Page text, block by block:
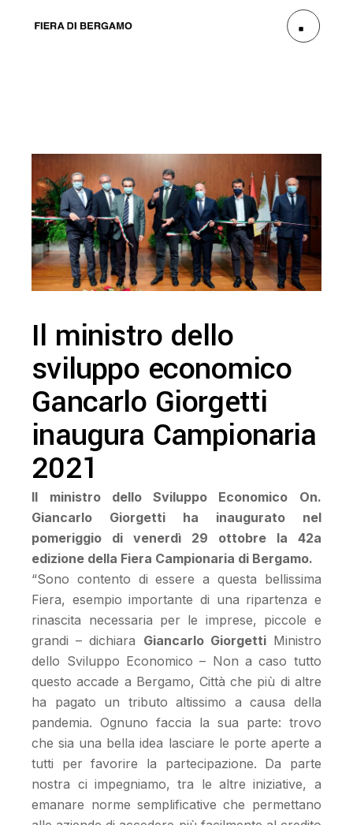
Il ministro dello
sviluppo economico
Gancarlo Giorgetti
inaugura Campionaria
2021
Il ministro dello Sviluppo Economico On.
Giancarlo Giorgetti ha inaugurato nel
pomeriggio di venerdì 29 ottobre la 42a
edizione della Fiera Campionaria di Bergamo.
“Sono contento di essere a questa bellissima
Fiera, esempio importante di una ripartenza e
rinascita necessaria per le imprese, piccole e
grandi – dichiara Giancarlo GiorgettiMinistro
dello Sviluppo Economico – Non a caso tutto
questo accade a Bergamo, Città che più di altre
ha pagato un tributo altissimo a causa della
pandemia. Ognuno faccia la sua parte: trovo
che sia una bella idea lasciare le porte aperte a
tutti per favorire la partecipazione. Da parte
nostra ci impegniamo, tra le altre iniziative, a
emanare norme semplificative che permettano